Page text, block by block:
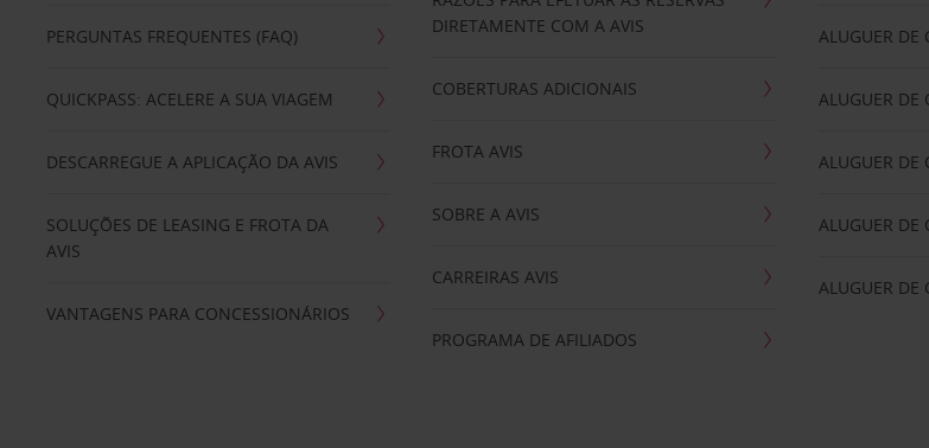
PERGUNTAS FREQUENTES (FAQ)
QUICKPASS: ACELERE A SUA VIAGEM
DESCARREGUE A APLICAÇÃO DA AVIS
SOLUÇÕES DE LEASING E FROTA DA
AVIS
VANTAGENS PARA CONCESSIONÁRIOS
DIRETAMENTE COM A AVIS
COBERTURAS ADICIONAIS
FROTA AVIS
SOBRE A AVIS
CARREIRAS AVIS
PROGRAMA DE AFILIADOS
ALUGUER DE
ALUGUER DE
ALUGUER DE
ALUGUER DE
ALUGUER DE